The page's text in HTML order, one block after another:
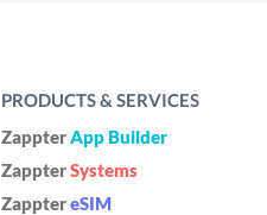
PRODUCTS & SERVICES
ZappterApp Builder
ZappterSystems
ZapptereSIM